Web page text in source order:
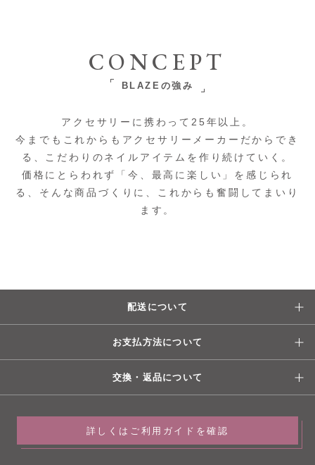
CONCEPT
BLAZEの強み
アクセサリーに携わって25年以上。
今までもこれからもアクセサリーメーカーだからでき
る、こだわりのネイルアイテムを作り続けていく。
価格にとらわれず「今、最高に楽しい」を感じられ
る、そんな商品づくりに、これからも奮闘してまいり
ます。
配送について
お支払方法について
交換・返品について
詳しくはご利用ガイドを確認